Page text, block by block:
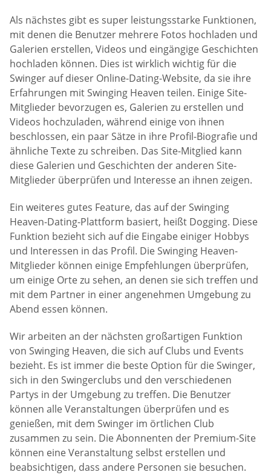
Als nächstes gibt es super leistungsstarke Funktionen,
mit denen die Benutzer mehrere Fotos hochladen und
Galerien erstellen, Videos und eingängige Geschichten
hochladen können. Dies ist wirklich wichtig für die
Swinger auf dieser Online-Dating-Website, da sie ihre
Erfahrungen mit Swinging Heaven teilen. Einige Site-
Mitglieder bevorzugen es, Galerien zu erstellen und
Videos hochzuladen, während einige von ihnen
beschlossen, ein paar Sätze in ihre Profil-Biografie und
ähnliche Texte zu schreiben. Das Site-Mitglied kann
diese Galerien und Geschichten der anderen Site-
Mitglieder überprüfen und Interesse an ihnen zeigen.
Ein weiteres gutes Feature, das auf der Swinging
Heaven-Dating-Plattform basiert, heißt Dogging. Diese
Funktion bezieht sich auf die Eingabe einiger Hobbys
und Interessen in das Profil. Die Swinging Heaven-
Mitglieder können einige Empfehlungen überprüfen,
um einige Orte zu sehen, an denen sie sich treffen und
mit dem Partner in einer angenehmen Umgebung zu
Abend essen können.
Wir arbeiten an der nächsten großartigen Funktion
von Swinging Heaven, die sich auf Clubs und Events
bezieht. Es ist immer die beste Option für die Swinger,
sich in den Swingerclubs und den verschiedenen
Partys in der Umgebung zu treffen. Die Benutzer
können alle Veranstaltungen überprüfen und es
genießen, mit dem Swinger im örtlichen Club
zusammen zu sein. Die Abonnenten der Premium-Site
können eine Veranstaltung selbst erstellen und
beabsichtigen, dass andere Personen sie besuchen.